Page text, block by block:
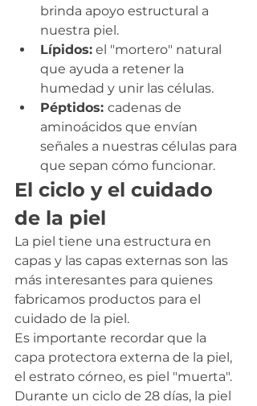
brinda apoyo estructural a
nuestra piel.
Lípidos: el "mortero" natural
que ayuda a retener la
humedad y unir las células.
Péptidos: cadenas de
aminoácidos que envían
señales a nuestras células para
que sepan cómo funcionar.
El ciclo y el cuidado
de la piel
La piel tiene una estructura en
capas y las capas externas son las
más interesantes para quienes
fabricamos productos para el
cuidado de la piel.
Es importante recordar que la
capa protectora externa de la piel,
el estrato córneo, es piel "muerta".
Durante un ciclo de 28 días, la piel